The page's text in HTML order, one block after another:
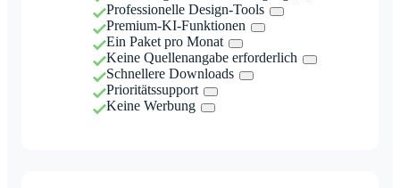
Professionelle Design-Tools
Premium-KI-Funktionen
Ein Paket pro Monat
Keine Quellenangabe erforderlich
Schnellere Downloads
Prioritätssupport
Keine Werbung